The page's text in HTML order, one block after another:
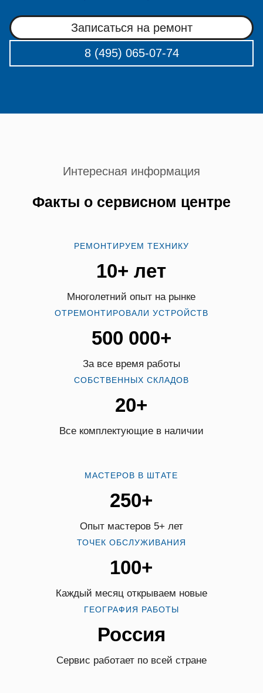
Записаться на ремонт
8 (495) 065-07-74
Интересная информация
Факты о сервисном центре
РЕМОНТИРУЕМ ТЕХНИКУ
10+ лет
Многолетний опыт на рынке
ОТРЕМОНТИРОВАЛИ УСТРОЙСТВ
500 000+
За все время работы
СОБСТВЕННЫХ СКЛАДОВ
20+
Все комплектующие в наличии
МАСТЕРОВ В ШТАТЕ
250+
Опыт мастеров 5+ лет
ТОЧЕК ОБСЛУЖИВАНИЯ
100+
Каждый месяц открываем новые
ГЕОГРАФИЯ РАБОТЫ
Россия
Сервис работает по всей стране